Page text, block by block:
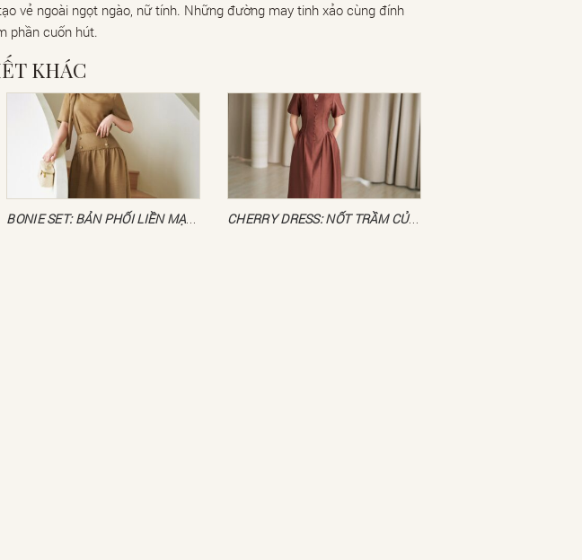
vẻ ngoài ngọt ngào, nữ tính. Những đường may tinh xảo cùng đính
phần cuốn hút.
KHÁC
BONIE SET: BẢN PHỐI LIỀN MẠCH CHERRY DRESS: NỐT TRẦM CỦA THÁNG TÁM